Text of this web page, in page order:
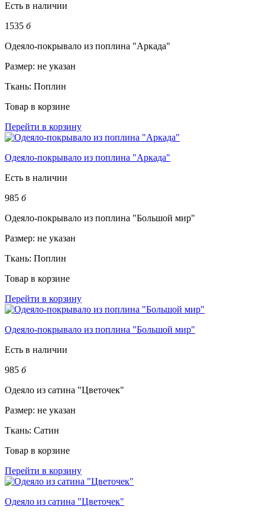
Есть в наличии
1535 б
Одеяло-покрывало из поплина "Аркада"
Размер: не указан
Ткань: Поплин
Товар в корзине
Перейти в корзину
Одеяло-покрывало из поплина "Аркада"
Есть в наличии
985 б
Одеяло-покрывало из поплина "Большой мир"
Размер: не указан
Ткань: Поплин
Товар в корзине
Перейти в корзину
Одеяло-покрывало из поплина "Большой мир"
Есть в наличии
985 б
Одеяло из сатина "Цветочек"
Размер: не указан
Ткань: Сатин
Товар в корзине
Перейти в корзину
Одеяло из сатина "Цветочек"